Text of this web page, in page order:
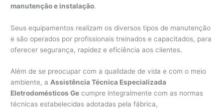
manutenção e instalação.
Seus equipamentos realizam os diversos tipos de manutenção
e são operados por profissionais treinados e capacitados, para
oferecer segurança, rapidez e eficiência aos clientes.
Além de se preocupar com a qualidade de vida e com o meio
ambiente, aAssistência Técnica Especializada
Eletrodomésticos Ge cumpre integralmente com as normas
técnicas estabelecidas adotadas pela fábrica,